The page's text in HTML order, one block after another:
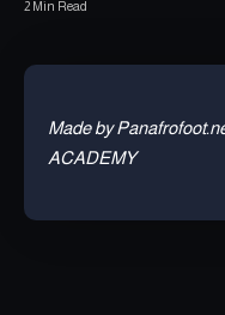
2 Min Read
Made by
ACADEMY